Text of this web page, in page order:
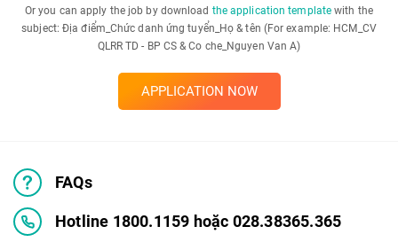
Or you can apply the job by download the application template with the
subject: Địa điểm_Chức danh ứng tuyển_Họ & tên (For example: HCM_CV
QLRR TD - BP CS & Co che_Nguyen Van A)
APPLICATION NOW
FAQs
Hotline 1800.1159 hoặc 028.38365.365